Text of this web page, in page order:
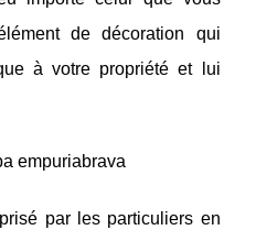
de décoration qui
à votre propriété et lui
empuriabrava
par les particuliers en